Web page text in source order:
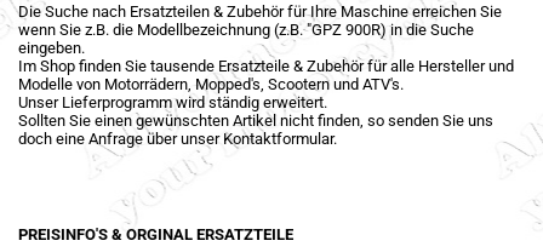
Die Suche nach Ersatzteilen & Zubehör für Ihre Maschine erreichen Sie
wenn Sie z.B. die Modellbezeichnung (z.B. "GPZ 900R) in die Suche
eingeben.
Im Shop finden Sie tausende Ersatzteile & Zubehör für alle Hersteller und
Modelle von Motorrädern, Mopped's, Scootern und ATV's.
Unser Lieferprogramm wird ständig erweitert.
Sollten Sie einen gewünschten Artikel nicht finden, so senden Sie uns
doch eine Anfrage über unser Kontaktformular.
PREISINFO'S & ORGINAL ERSATZTEILE